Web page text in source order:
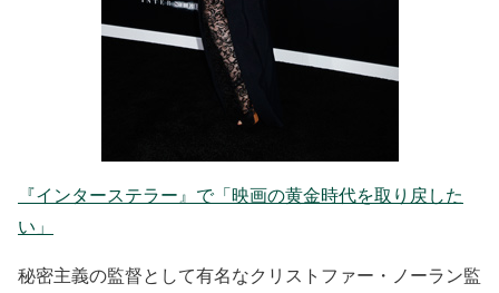
『インターステラー』で「映画の黄金時代を取り戻した
い」
秘密主義の監督として有名なクリストファー・ノーラン監